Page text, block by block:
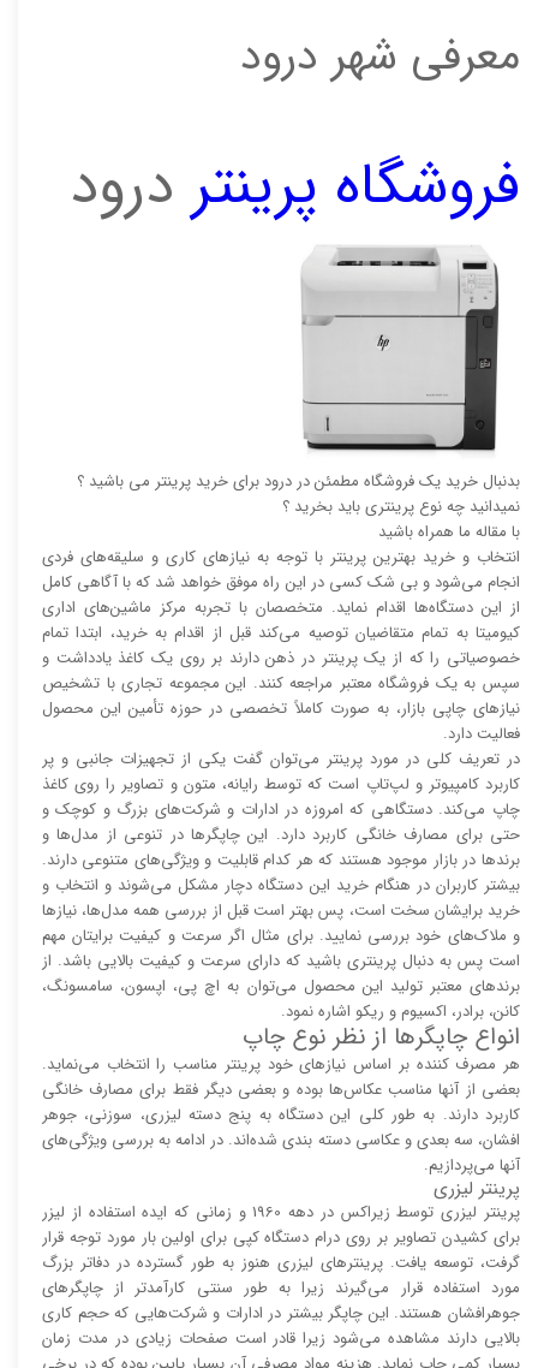
معرفی شهر درود
فروشگاه پرینتر درود
بدنبال خرید یک فروشگاه مطمئن در درود برای خرید پرینتر می باشید ؟
نمیدانید چه نوع پرینتری باید بخرید ؟
با مقاله ما همراه باشید
انتخاب و خرید بهترین پرینتر با توجه به نیاز‌‌های کاری و سلیقه‌های فردی
انجام می‌شود و بی شک کسی در این راه موفق خواهد شد که با آگاهی کامل
از این دستگاه‌ها اقدام نماید. متخصصان با تجربه مرکز ماشین‌های اداری
کیومیتا به تمام متقاضیان توصیه می‌کند قبل از اقدام به خرید، ابتدا تمام
خصوصیاتی را که از یک پرینتر در ذهن دارند بر روی یک کاغذ یادداشت و
سپس به یک فروشگاه معتبر مراجعه کنند. این مجموعه تجاری با تشخیص
نیاز‌‌های چاپی بازار، به صورت کاملاً تخصصی در حوزه تأمین این محصول
فعالیت دارد.
در تعریف کلی در مورد پرینتر می‌توان گفت یکی از تجهیزات جانبی و پر
کاربرد کامپیوتر و لپ‌تاپ است که توسط رایانه، متون و تصاویر را روی کاغذ
چاپ می‌کند. دستگاهی که امروزه در ادارات و شرکت‌های بزرگ و کوچک و
حتی برای مصارف خانگی کاربرد دارد. این چاپگر‌ها در تنوعی از مدل‌ها و
برند‌ها در بازار موجود هستند که هر کدام قابلیت و ویژگی‌های متنوعی دارند.
بیشتر کاربران در هنگام خرید این دستگاه دچار مشکل می‌شوند و انتخاب و
خرید برایشان سخت است، پس بهتر است قبل از بررسی همه مدل‌ها، نیاز‌ها
و ملاک‌های خود بررسی نمایید. برای مثال اگر سرعت و کیفیت برایتان مهم
است پس به دنبال پرینتری باشید که دارای سرعت و کیفیت بالایی باشد. از
برند‌های معتبر تولید این محصول می‌توان به اچ پی، اپسون، سامسونگ،
کانن، برادر، اکسیوم و ریکو اشاره نمود.
انواع چاپگر‌ها از نظر نوع چاپ
هر مصرف کننده بر اساس نیاز‌های خود پرینتر مناسب را انتخاب می‌نماید.
بعضی از آنها مناسب عکاس‌ها بوده و بعضی دیگر فقط برای مصارف خانگی
کاربرد دارند. به طور کلی این دستگاه به پنج دسته لیزری، سوزنی، جوهر
افشان، سه بعدی و عکاسی دسته بندی شده‌اند. در ادامه به بررسی ویژگی‌های
آنها می‌پردازیم.
پرینتر لیزری
پرینتر لیزری توسط زیراکس در دهه 1960 و زمانی که ایده استفاده از لیزر
برای کشیدن تصاویر بر روی درام دستگاه کپی برای اولین بار مورد توجه قرار
گرفت، توسعه یافت. پرینتر‌های لیزری هنوز به طور گسترده در دفاتر بزرگ
مورد استفاده قرار می‌گیرند زیرا به طور سنتی کارآمد‌‌تر از چاپگر‌های
جوهرافشان هستند. این چاپگر بیشتر در ادارات و شرکت‌هایی که حجم کاری
بالایی دارند مشاهده می‌شود زیرا قادر است صفحات زیادی در مدت زمان